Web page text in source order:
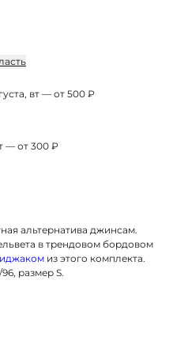
вт — от 500 ₽
— от 300 ₽
альтернатива джинсам.
в трендовом бордовом
из этого комплекта.
размер S.